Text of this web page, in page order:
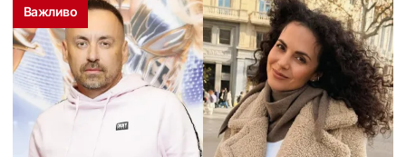
Важливо